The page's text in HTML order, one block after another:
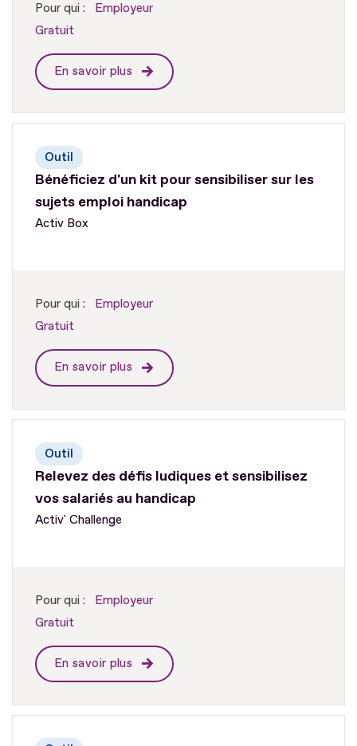
Pour qui :
Employeur
Gratuit
En savoir plus
Bénéficiez d'un kit pour sensibiliser sur les
sujets emploi handicap
Outil
Activ Box
Pour qui :
Employeur
Gratuit
En savoir plus
Relevez des défis ludiques et sensibilisez
vos salariés au handicap
Outil
Activ' Challenge
Pour qui :
Employeur
Gratuit
En savoir plus